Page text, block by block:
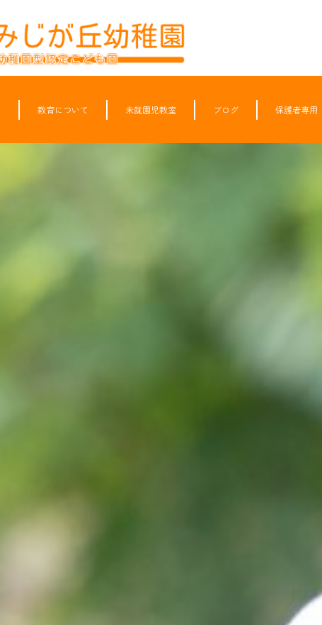
教育について 未就園児教室 ブログ 保護者専用